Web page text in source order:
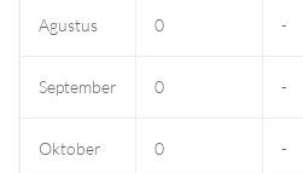
Agustus 0 -
September 0 -
Oktober 0 -